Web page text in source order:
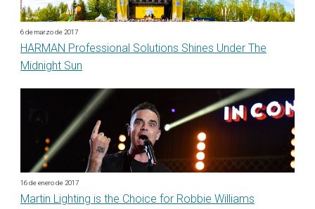
6 de marzo de 2017
HARMAN Professional Solutions Shines Under The
Midnight Sun
16 de enero de 2017
Martin Lighting is the Choice for Robbie Williams